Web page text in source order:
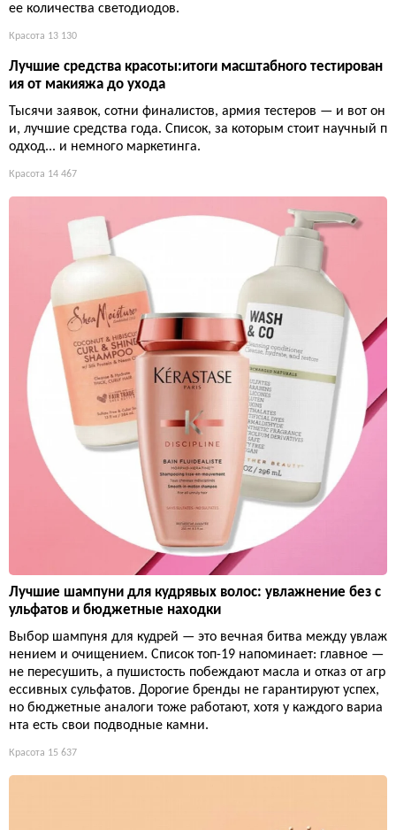
ее количества светодиодов.
Красота 13 130
Лучшие средства красоты:итоги масштабного тестирован
ия от макияжа до ухода
Тысячи заявок, сотни финалистов, армия тестеров — и вот он
и, лучшие средства года. Список, за которым стоит научный п
одход... и немного маркетинга.
Красота 14 467
Лучшие шампуни для кудрявых волос: увлажнение без с
ульфатов и бюджетные находки
Выбор шампуня для кудрей — это вечная битва между увлаж
нением и очищением. Список топ-19 напоминает: главное —
не пересушить, а пушистость побеждают масла и отказ от агр
ессивных сульфатов. Дорогие бренды не гарантируют успех,
но бюджетные аналоги тоже работают, хотя у каждого вариа
нта есть свои подводные камни.
Красота 15 637